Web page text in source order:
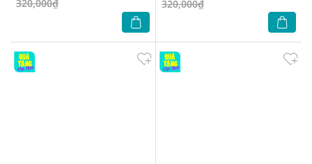
320,000₫ 320,000₫